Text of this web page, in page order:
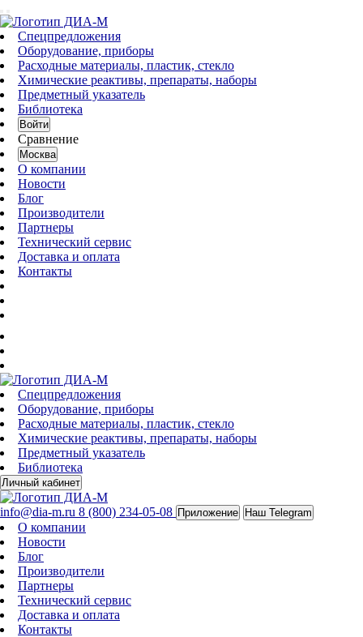
Спецпредложения
Оборудование, приборы
Расходные материалы, пластик, стекло
Химические реактивы, препараты, наборы
Предметный указатель
Библиотека
Войти
Сравнение
Москва
О компании
Новости
Блог
Производители
Партнеры
Технический сервис
Доставка и оплата
Контакты
Спецпредложения
Оборудование, приборы
Расходные материалы, пластик, стекло
Химические реактивы, препараты, наборы
Предметный указатель
Библиотека
Личный кабинет
info@dia-m.ru 8 (800) 234-05-08 Приложение Наш Telegram
О компании
Новости
Блог
Производители
Партнеры
Технический сервис
Доставка и оплата
Контакты